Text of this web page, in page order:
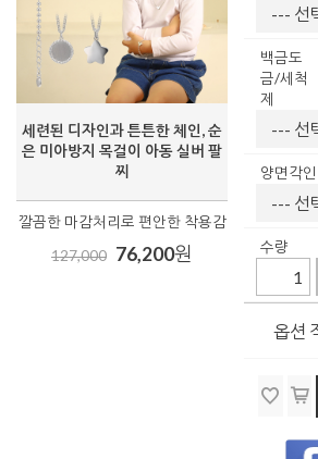
세련된 디자인과 튼튼한 체인, 순
은 미아방지 목걸이 아동 실버 팔
찌
깔끔한 마감처리로 편안한 착용감
127,000 76,200원
백금도
금/세척
제
양면각인
수량
옵션